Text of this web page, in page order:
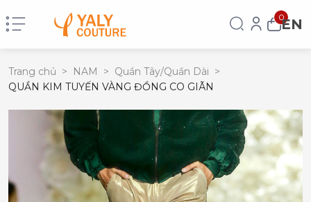
0EN
Trang chủ > NAM > Quần Tây/Quần Dài >
QUẦN KIM TUYẾN VÀNG ĐỒNG CO GIÃN